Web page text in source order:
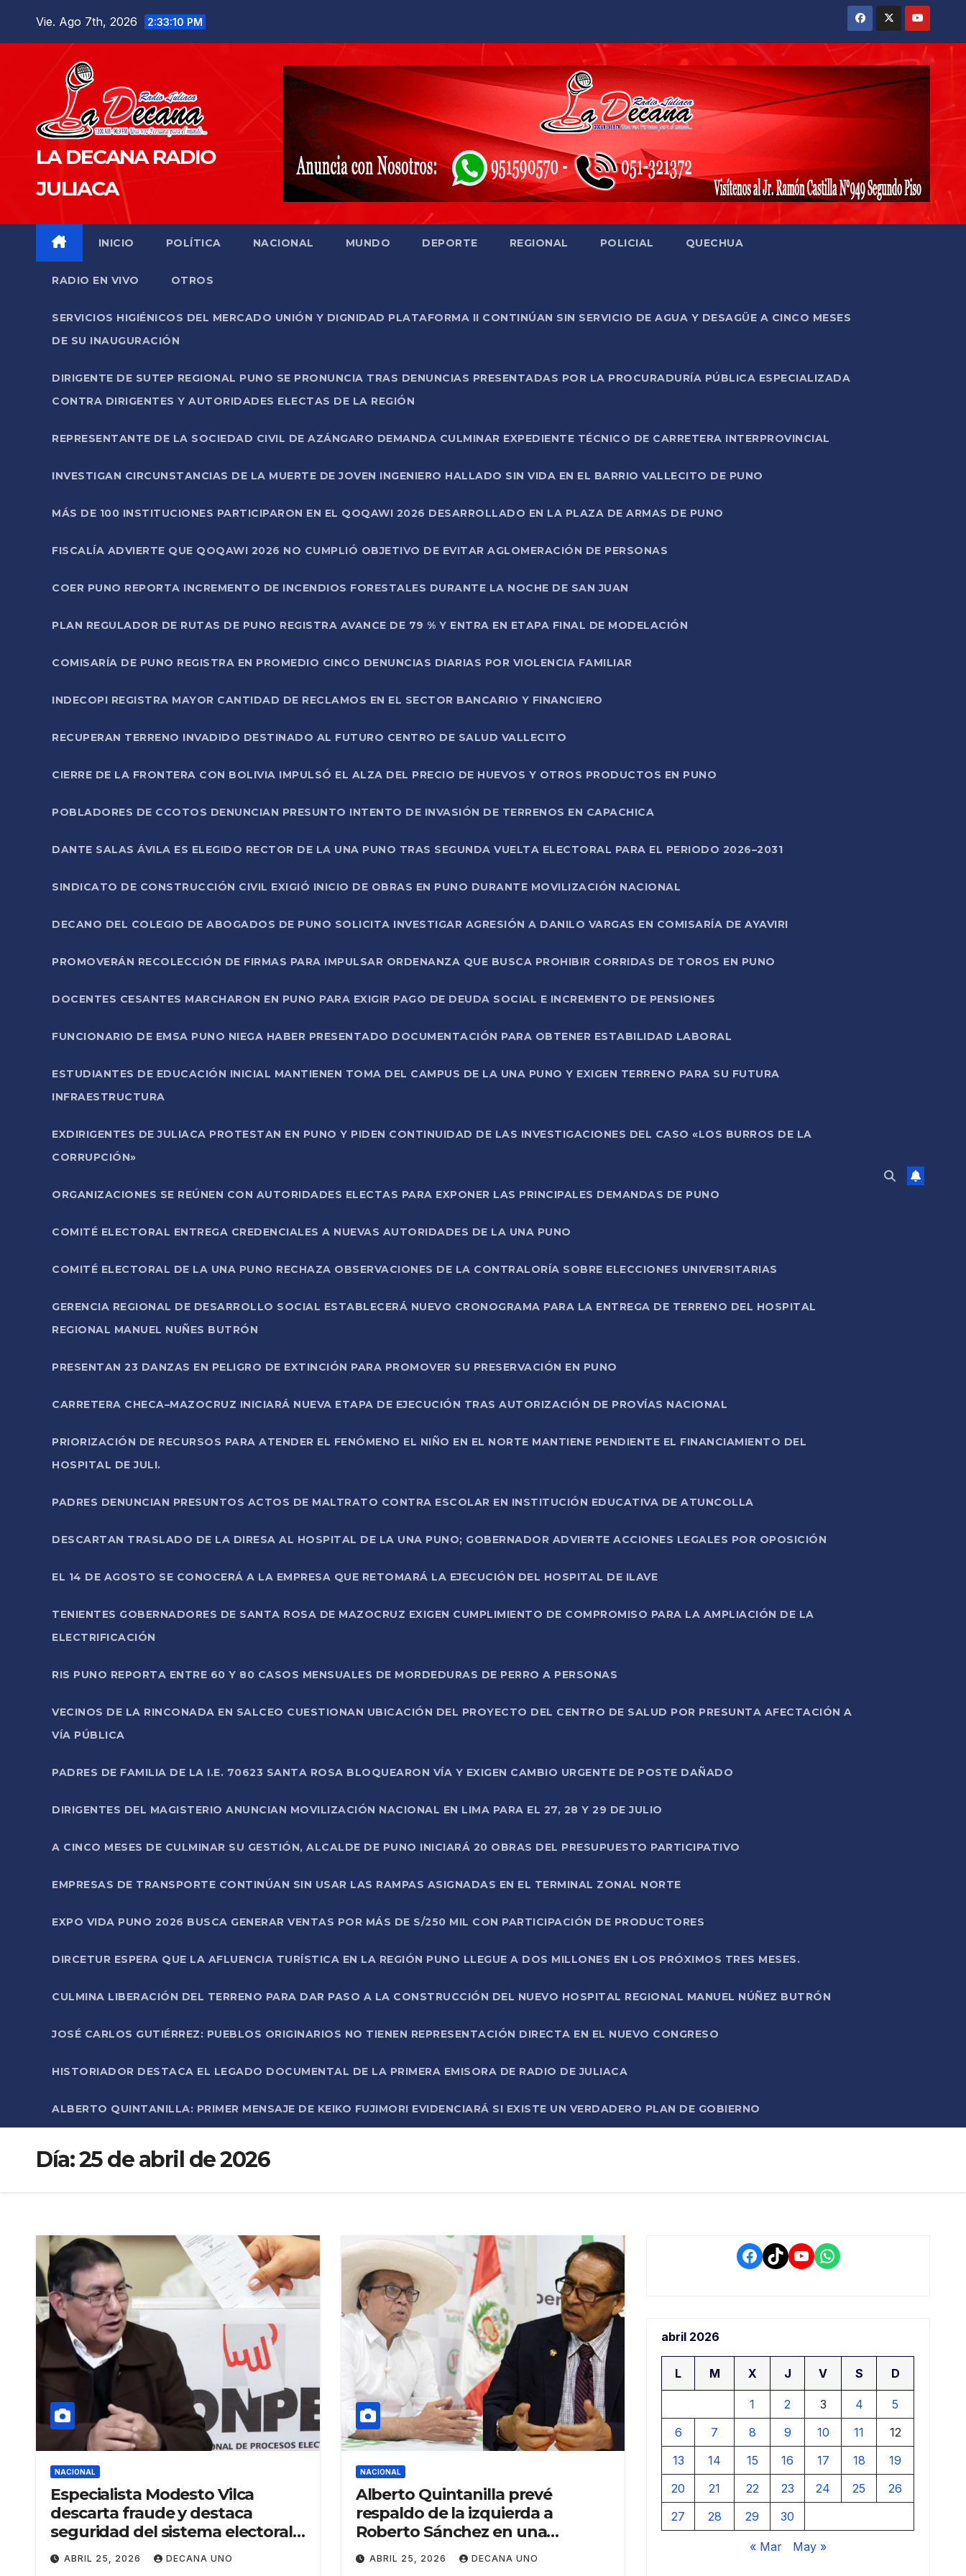
Vie. Ago 7th, 2026 2:33:11 PM
LA DECANA RADIO
JULIACA
INICIO POLÍTICA NACIONAL MUNDO DEPORTE REGIONAL POLICIAL QUECHUA
RADIO EN VIVO OTROS
SERVICIOS HIGIÉNICOS DEL MERCADO UNIÓN Y DIGNIDAD PLATAFORMA II CONTINÚAN SIN SERVICIO DE AGUA Y DESAGÜE A CINCO MESES
DE SU INAUGURACIÓN
DIRIGENTE DE SUTEP REGIONAL PUNO SE PRONUNCIA TRAS DENUNCIAS PRESENTADAS POR LA PROCURADURÍA PÚBLICA ESPECIALIZADA
CONTRA DIRIGENTES Y AUTORIDADES ELECTAS DE LA REGIÓN
REPRESENTANTE DE LA SOCIEDAD CIVIL DE AZÁNGARO DEMANDA CULMINAR EXPEDIENTE TÉCNICO DE CARRETERA INTERPROVINCIAL
INVESTIGAN CIRCUNSTANCIAS DE LA MUERTE DE JOVEN INGENIERO HALLADO SIN VIDA EN EL BARRIO VALLECITO DE PUNO
MÁS DE 100 INSTITUCIONES PARTICIPARON EN EL QOQAWI 2026 DESARROLLADO EN LA PLAZA DE ARMAS DE PUNO
FISCALÍA ADVIERTE QUE QOQAWI 2026 NO CUMPLIÓ OBJETIVO DE EVITAR AGLOMERACIÓN DE PERSONAS
COER PUNO REPORTA INCREMENTO DE INCENDIOS FORESTALES DURANTE LA NOCHE DE SAN JUAN
PLAN REGULADOR DE RUTAS DE PUNO REGISTRA AVANCE DE 79 % Y ENTRA EN ETAPA FINAL DE MODELACIÓN
COMISARÍA DE PUNO REGISTRA EN PROMEDIO CINCO DENUNCIAS DIARIAS POR VIOLENCIA FAMILIAR
INDECOPI REGISTRA MAYOR CANTIDAD DE RECLAMOS EN EL SECTOR BANCARIO Y FINANCIERO
RECUPERAN TERRENO INVADIDO DESTINADO AL FUTURO CENTRO DE SALUD VALLECITO
CIERRE DE LA FRONTERA CON BOLIVIA IMPULSÓ EL ALZA DEL PRECIO DE HUEVOS Y OTROS PRODUCTOS EN PUNO
POBLADORES DE CCOTOS DENUNCIAN PRESUNTO INTENTO DE INVASIÓN DE TERRENOS EN CAPACHICA
DANTE SALAS ÁVILA ES ELEGIDO RECTOR DE LA UNA PUNO TRAS SEGUNDA VUELTA ELECTORAL PARA EL PERIODO 2026–2031
SINDICATO DE CONSTRUCCIÓN CIVIL EXIGIÓ INICIO DE OBRAS EN PUNO DURANTE MOVILIZACIÓN NACIONAL
DECANO DEL COLEGIO DE ABOGADOS DE PUNO SOLICITA INVESTIGAR AGRESIÓN A DANILO VARGAS EN COMISARÍA DE AYAVIRI
PROMOVERÁN RECOLECCIÓN DE FIRMAS PARA IMPULSAR ORDENANZA QUE BUSCA PROHIBIR CORRIDAS DE TOROS EN PUNO
DOCENTES CESANTES MARCHARON EN PUNO PARA EXIGIR PAGO DE DEUDA SOCIAL E INCREMENTO DE PENSIONES
FUNCIONARIO DE EMSA PUNO NIEGA HABER PRESENTADO DOCUMENTACIÓN PARA OBTENER ESTABILIDAD LABORAL
ESTUDIANTES DE EDUCACIÓN INICIAL MANTIENEN TOMA DEL CAMPUS DE LA UNA PUNO Y EXIGEN TERRENO PARA SU FUTURA
INFRAESTRUCTURA
EXDIRIGENTES DE JULIACA PROTESTAN EN PUNO Y PIDEN CONTINUIDAD DE LAS INVESTIGACIONES DEL CASO «LOS BURROS DE LA
CORRUPCIÓN»
ORGANIZACIONES SE REÚNEN CON AUTORIDADES ELECTAS PARA EXPONER LAS PRINCIPALES DEMANDAS DE PUNO
COMITÉ ELECTORAL ENTREGA CREDENCIALES A NUEVAS AUTORIDADES DE LA UNA PUNO
COMITÉ ELECTORAL DE LA UNA PUNO RECHAZA OBSERVACIONES DE LA CONTRALORÍA SOBRE ELECCIONES UNIVERSITARIAS
GERENCIA REGIONAL DE DESARROLLO SOCIAL ESTABLECERÁ NUEVO CRONOGRAMA PARA LA ENTREGA DE TERRENO DEL HOSPITAL
REGIONAL MANUEL NUÑES BUTRÓN
PRESENTAN 23 DANZAS EN PELIGRO DE EXTINCIÓN PARA PROMOVER SU PRESERVACIÓN EN PUNO
CARRETERA CHECA–MAZOCRUZ INICIARÁ NUEVA ETAPA DE EJECUCIÓN TRAS AUTORIZACIÓN DE PROVÍAS NACIONAL
PRIORIZACIÓN DE RECURSOS PARA ATENDER EL FENÓMENO EL NIÑO EN EL NORTE MANTIENE PENDIENTE EL FINANCIAMIENTO DEL
HOSPITAL DE JULI.
PADRES DENUNCIAN PRESUNTOS ACTOS DE MALTRATO CONTRA ESCOLAR EN INSTITUCIÓN EDUCATIVA DE ATUNCOLLA
DESCARTAN TRASLADO DE LA DIRESA AL HOSPITAL DE LA UNA PUNO; GOBERNADOR ADVIERTE ACCIONES LEGALES POR OPOSICIÓN
EL 14 DE AGOSTO SE CONOCERÁ A LA EMPRESA QUE RETOMARÁ LA EJECUCIÓN DEL HOSPITAL DE ILAVE
TENIENTES GOBERNADORES DE SANTA ROSA DE MAZOCRUZ EXIGEN CUMPLIMIENTO DE COMPROMISO PARA LA AMPLIACIÓN DE LA
ELECTRIFICACIÓN
RIS PUNO REPORTA ENTRE 60 Y 80 CASOS MENSUALES DE MORDEDURAS DE PERRO A PERSONAS
VECINOS DE LA RINCONADA EN SALCEO CUESTIONAN UBICACIÓN DEL PROYECTO DEL CENTRO DE SALUD POR PRESUNTA AFECTACIÓN A
VÍA PÚBLICA
PADRES DE FAMILIA DE LA I.E. 70623 SANTA ROSA BLOQUEARON VÍA Y EXIGEN CAMBIO URGENTE DE POSTE DAÑADO
DIRIGENTES DEL MAGISTERIO ANUNCIAN MOVILIZACIÓN NACIONAL EN LIMA PARA EL 27, 28 Y 29 DE JULIO
A CINCO MESES DE CULMINAR SU GESTIÓN, ALCALDE DE PUNO INICIARÁ 20 OBRAS DEL PRESUPUESTO PARTICIPATIVO
EMPRESAS DE TRANSPORTE CONTINÚAN SIN USAR LAS RAMPAS ASIGNADAS EN EL TERMINAL ZONAL NORTE
EXPO VIDA PUNO 2026 BUSCA GENERAR VENTAS POR MÁS DE S/250 MIL CON PARTICIPACIÓN DE PRODUCTORES
DIRCETUR ESPERA QUE LA AFLUENCIA TURÍSTICA EN LA REGIÓN PUNO LLEGUE A DOS MILLONES EN LOS PRÓXIMOS TRES MESES.
CULMINA LIBERACIÓN DEL TERRENO PARA DAR PASO A LA CONSTRUCCIÓN DEL NUEVO HOSPITAL REGIONAL MANUEL NÚÑEZ BUTRÓN
JOSÉ CARLOS GUTIÉRREZ: PUEBLOS ORIGINARIOS NO TIENEN REPRESENTACIÓN DIRECTA EN EL NUEVO CONGRESO
HISTORIADOR DESTACA EL LEGADO DOCUMENTAL DE LA PRIMERA EMISORA DE RADIO DE JULIACA
ALBERTO QUINTANILLA: PRIMER MENSAJE DE KEIKO FUJIMORI EVIDENCIARÁ SI EXISTE UN VERDADERO PLAN DE GOBIERNO
Día:25 de abril de 2026
NACIONAL
Especialista Modesto Vilca
descarta fraude y destaca
seguridad del sistema electoral
peruano
ABRIL 25, 2026 DECANA UNO
NACIONAL
Alberto Quintanilla prevé
respaldo de la izquierda a
Roberto Sánchez en una
eventual segunda vuelta
ABRIL 25, 2026 DECANA UNO
Facebook
TikTokYouTube
WhatsApp
abril 2026
L M X J V S D
1 2 3 4
5
6
7 8 9 10 11
12
13
14 15 16 17 18
19
20
21 22 23 24 25
26
27
28 29 30
« Mar May »